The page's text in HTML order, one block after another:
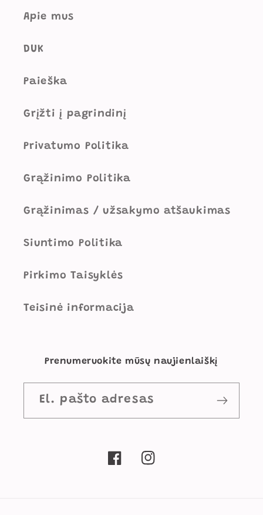
Apie mus
DUK
Paieška
Grįžti į pagrindinį
Privatumo Politika
Grąžinimo Politika
Grąžinimas / užsakymo atšaukimas
Siuntimo Politika
Pirkimo Taisyklės
Teisinė informacija
Prenumeruokite mūsų naujienlaiškį
El. pašto adresas
„Facebook“„Instagram“